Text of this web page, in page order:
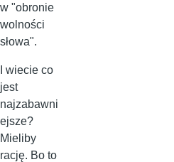
w "obronie
wolności
słowa".
I wiecie co
jest
najzabawni
ejsze?
Mieliby
rację. Bo to